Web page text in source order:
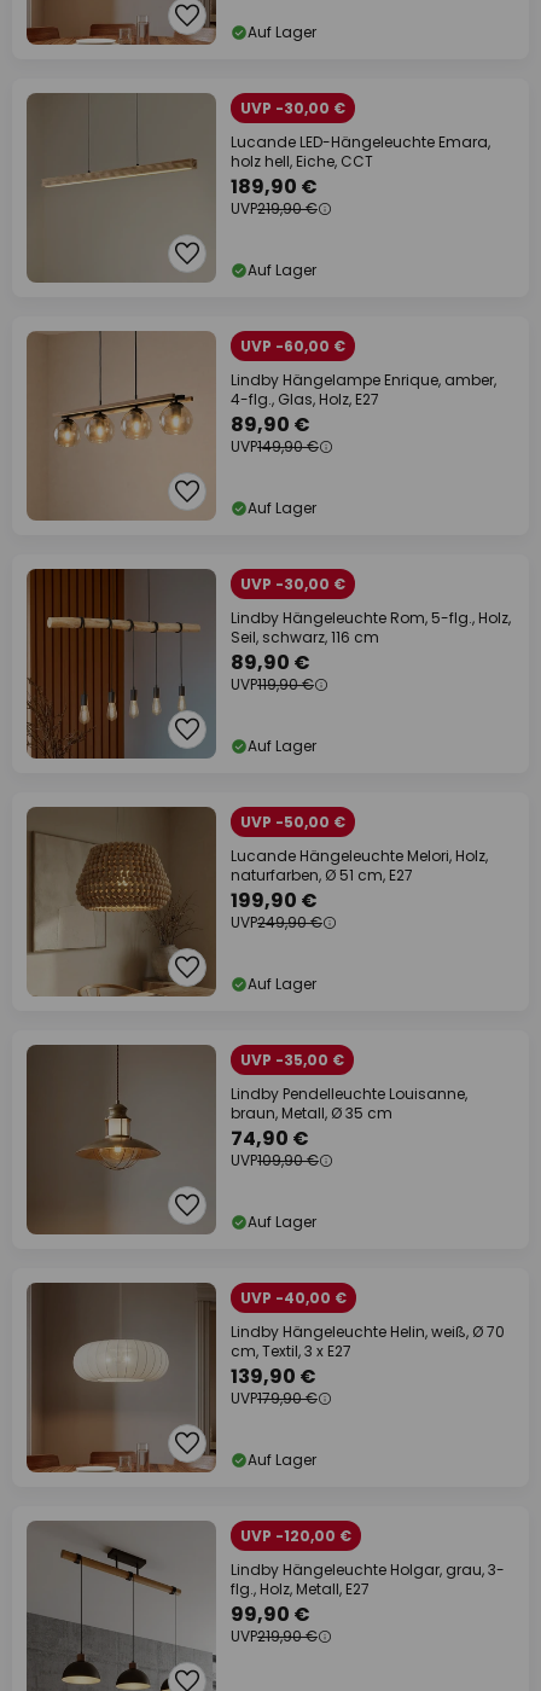
Auf Lager
UVP -30,00 €
Lucande LED-Hängeleuchte Emara,
holz hell, Eiche, CCT
189,90 €
UVP219,90 €
Auf Lager
UVP -60,00 €
Lindby Hängelampe Enrique, amber,
4-flg., Glas, Holz, E27
89,90 €
UVP149,90 €
Auf Lager
UVP -30,00 €
Lindby Hängeleuchte Rom, 5-flg., Holz,
Seil, schwarz, 116 cm
89,90 €
UVP119,90 €
Auf Lager
UVP -50,00 €
Lucande Hängeleuchte Melori, Holz,
naturfarben, Ø 51 cm, E27
199,90 €
UVP249,90 €
Auf Lager
UVP -35,00 €
Lindby Pendelleuchte Louisanne,
braun, Metall, Ø 35 cm
74,90 €
UVP109,90 €
Auf Lager
UVP -40,00 €
Lindby Hängeleuchte Helin, weiß, Ø 70
cm, Textil, 3 x E27
139,90 €
UVP179,90 €
Auf Lager
UVP -120,00 €
Lindby Hängeleuchte Holgar, grau, 3-
flg., Holz, Metall, E27
99,90 €
UVP219,90 €